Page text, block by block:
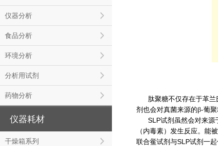
仪器分析
食品分析
环境分析
分析用试剂
药物分析
仪器耗材
干燥箱系列
肽聚糖不仅存在于革
剂也会对真菌来源的β-葡
SLP试剂虽然会对来
（内毒素）发生反应。能
联合鲎试剂与SLP试剂一